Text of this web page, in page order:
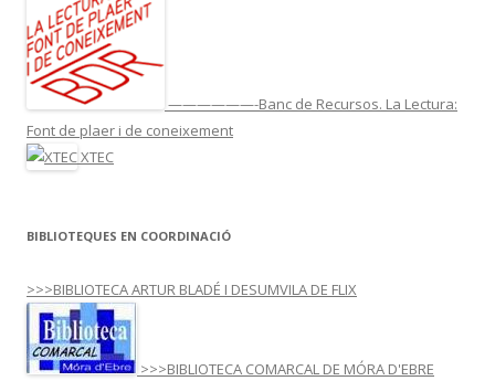
——————-Banc de Recursos. La Lectura:
Font de plaer i de coneixement
XTEC
BIBLIOTEQUES EN COORDINACIÓ
>>>BIBLIOTECA ARTUR BLADÉ I DESUMVILA DE FLIX
>>>BIBLIOTECA COMARCAL DE MÓRA D'EBRE